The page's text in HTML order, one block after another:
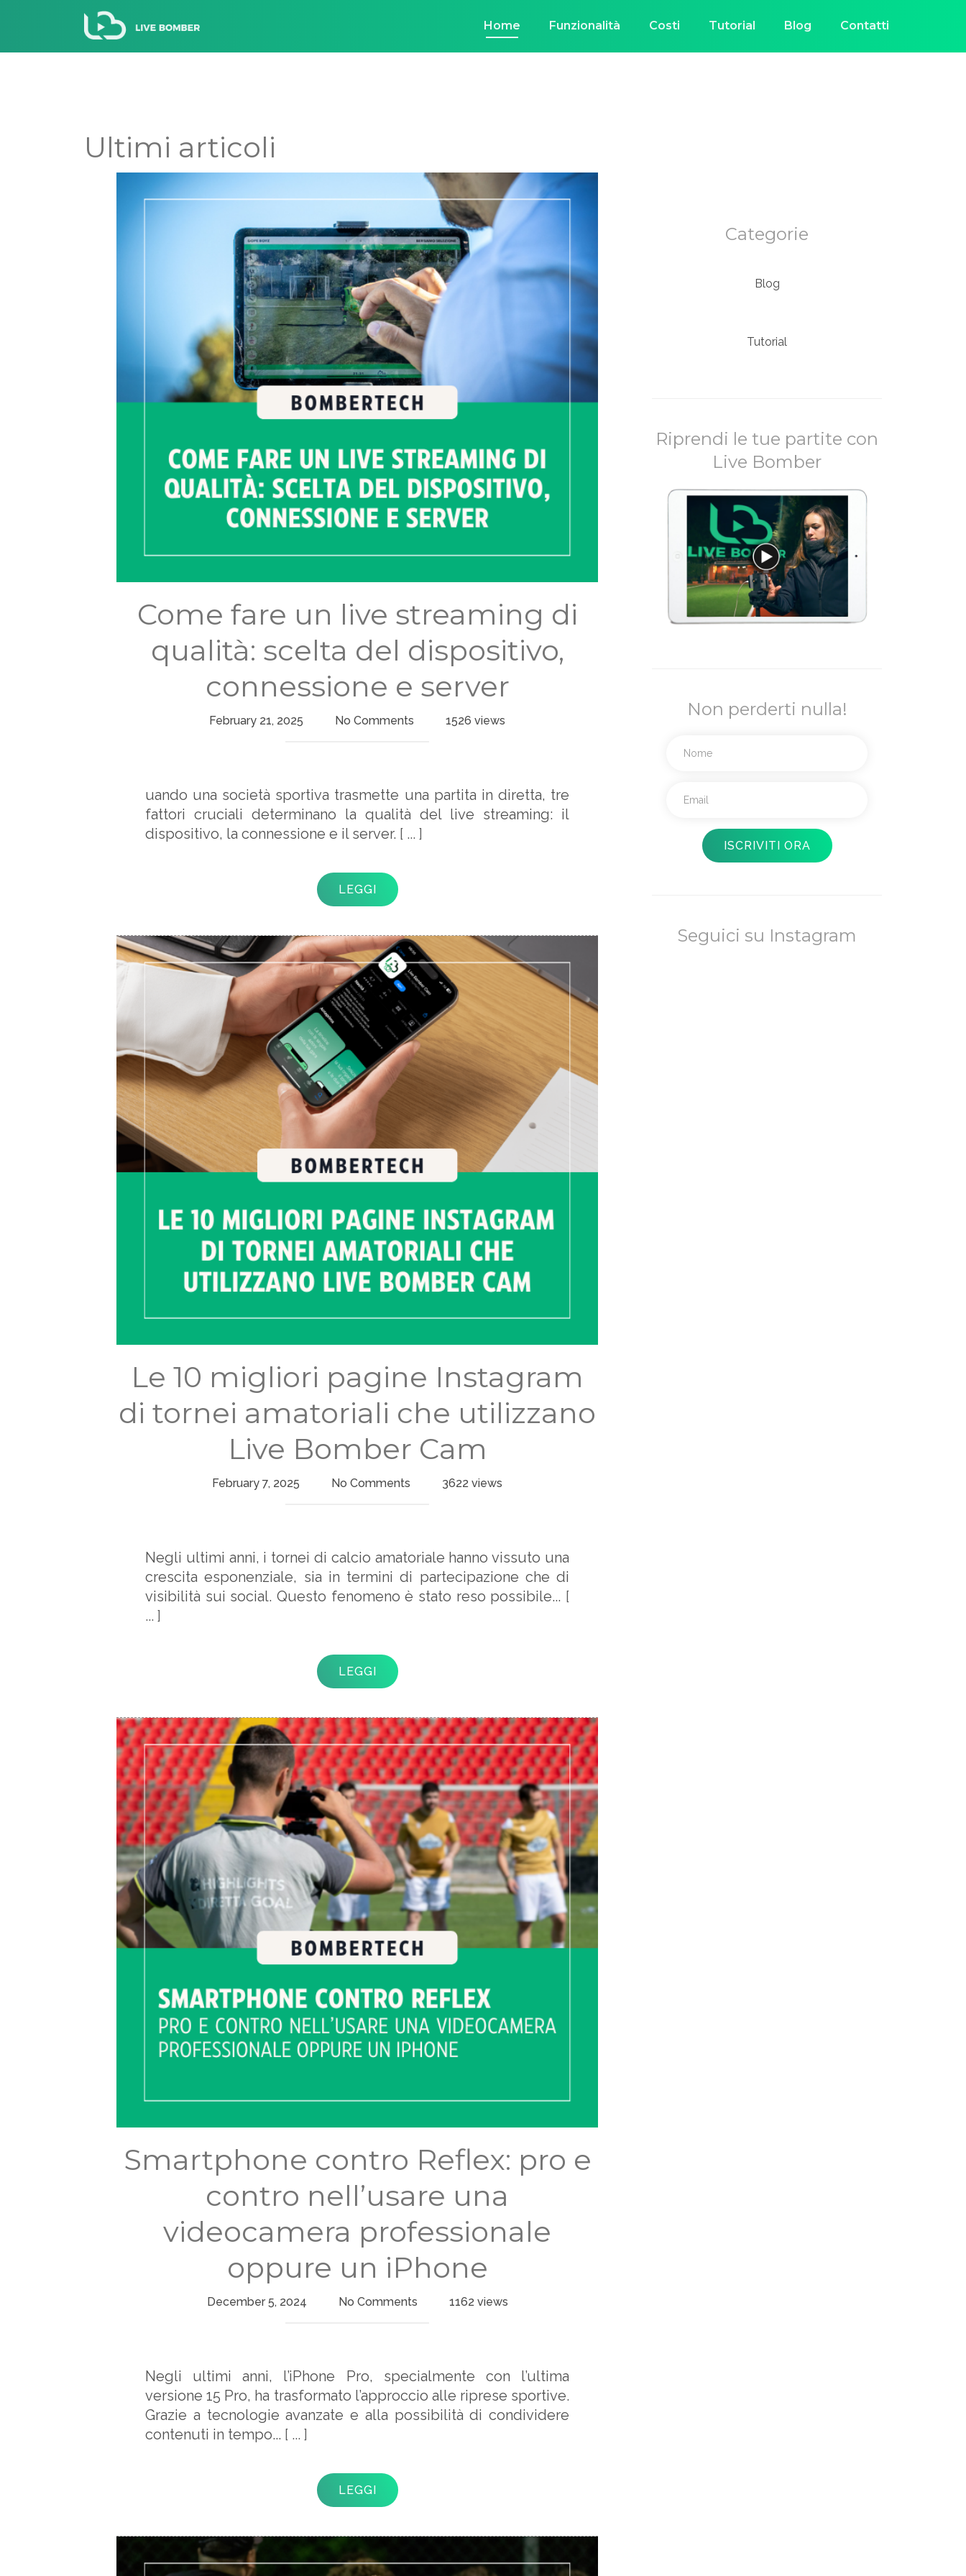
Home Funzionalità Costi Tutorial Blog Contatti
Ultimi articoli
Come fare un live streaming di
qualità: scelta del dispositivo,
connessione e server
February 21, 2025 No Comments 1526 views
uando una società sportiva trasmette una partita in diretta, tre
fattori cruciali determinano la qualità del live streaming: il
dispositivo, la connessione e il server. [ ... ]
LEGGI
Le 10 migliori pagine Instagram
di tornei amatoriali che utilizzano
Live Bomber Cam
February 7, 2025 No Comments 3622 views
Negli ultimi anni, i tornei di calcio amatoriale hanno vissuto una
crescita esponenziale, sia in termini di partecipazione che di
visibilità sui social. Questo fenomeno è stato reso possibile... [
... ]
LEGGI
Smartphone contro Reflex: pro e
contro nell’usare una
videocamera professionale
oppure un iPhone
December 5, 2024 No Comments 1162 views
Negli ultimi anni, l’iPhone Pro, specialmente con l’ultima
versione 15 Pro, ha trasformato l’approccio alle riprese sportive.
Grazie a tecnologie avanzate e alla possibilità di condividere
contenuti in tempo... [ ... ]
LEGGI
Categorie
Blog
Tutorial
Riprendi le tue partite con
Live Bomber
Non perderti nulla!
Seguici su Instagram